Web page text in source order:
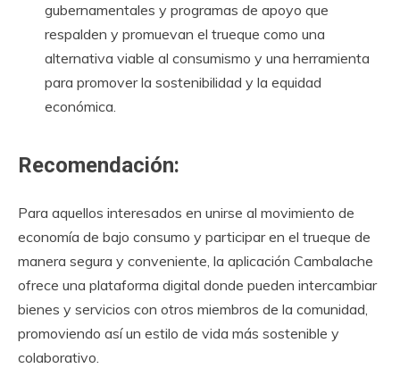
gubernamentales y programas de apoyo que
respalden y promuevan el trueque como una
alternativa viable al consumismo y una herramienta
para promover la sostenibilidad y la equidad
económica.
Recomendación:
Para aquellos interesados en unirse al movimiento de
economía de bajo consumo y participar en el trueque de
manera segura y conveniente, la aplicación Cambalache
ofrece una plataforma digital donde pueden intercambiar
bienes y servicios con otros miembros de la comunidad,
promoviendo así un estilo de vida más sostenible y
colaborativo.